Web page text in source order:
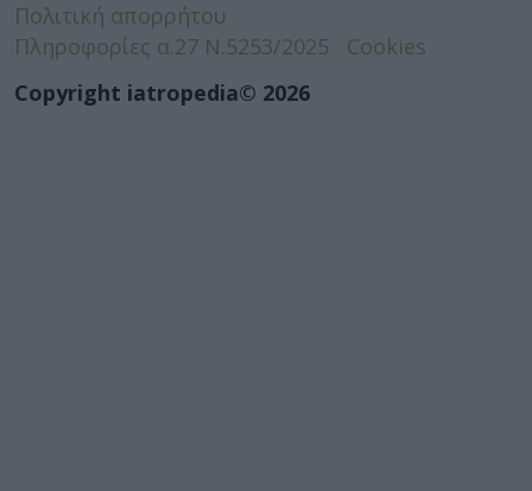
Πολιτική απορρήτου
Πληροφορίες α.27 Ν.5253/2025
Cookies
Copyright iatropedia© 2026